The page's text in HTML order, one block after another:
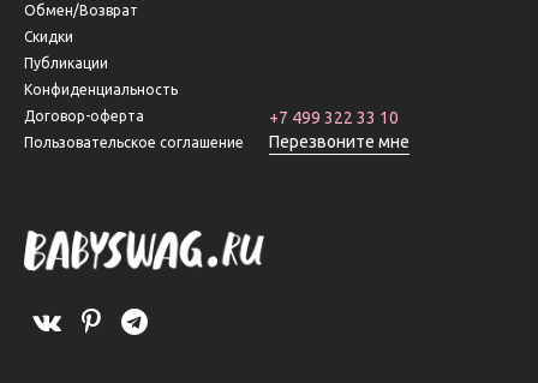
Обмен/Возврат
Скидки
Публикации
Конфиденциальность
Договор-оферта
Пользовательское соглашение
+7 499 322 33 10
Перезвоните мне